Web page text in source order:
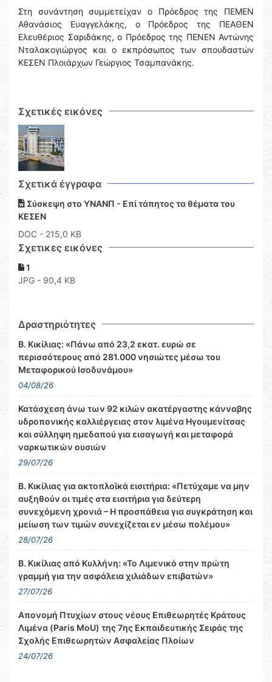
Στη συνάντηση συμμετείχαν ο Πρόεδρος της ΠΕΜΕΝ
Αθανάσιος Ευαγγελάκης, ο Πρόεδρος της ΠΕΑΘΕΝ
Ελευθέριος Σαριδάκης, ο Πρόεδρος της ΠΕΝΕΝ Αντώνης
Νταλακογιώργος και ο εκπρόσωπος των σπουδαστών
ΚΕΣΕΝ Πλοιάρχων Γεώργιος Τσαμπανάκης.
Σχετικές εικόνες
Σχετικά έγγραφα
Σύσκεψη στο ΥΝΑΝΠ - Επί τάπητος τα θέματα του
ΚΕΣΕΝ
DOC - 215,0 KB
Σχετικες εικόνες
1
JPG - 90,4 KB
Δραστηριότητες
Β. Κικίλιας: «Πάνω από 23,2 εκατ. ευρώ σε
περισσότερους από 281.000 νησιώτες μέσω του
Μεταφορικού Ισοδυνάμου»
04/08/26
Κατάσχεση άνω των 92 κιλών ακατέργαστης κάνναβης
υδροπονικής καλλιέργειας στον λιμένα Ηγουμενίτσας
και σύλληψη ημεδαπού για εισαγωγή και μεταφορά
ναρκωτικών ουσιών
29/07/26
Β. Κικίλιας για ακτοπλοϊκά εισιτήρια: «Πετύχαμε να μην
αυξηθούν οι τιμές στα εισιτήρια για δεύτερη
συνεχόμενη χρονιά – Η προσπάθεια για συγκράτηση και
μείωση των τιμών συνεχίζεται εν μέσω πολέμου»
28/07/26
Β. Κικίλιας από Κυλλήνη: «Το Λιμενικό στην πρώτη
γραμμή για την ασφάλεια χιλιάδων επιβατών»
27/07/26
Απονομή Πτυχίων στους νέους Επιθεωρητές Κράτους
Λιμένα (Paris MoU) της 7ης Εκπαιδευτικής Σειράς της
Σχολής Επιθεωρητών Ασφαλείας Πλοίων
24/07/26